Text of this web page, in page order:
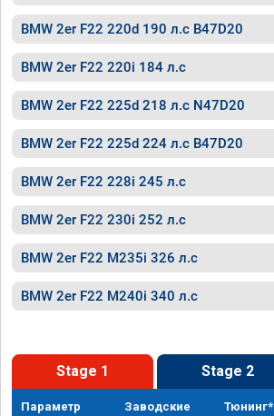
BMW 2er F22 220d 190 л.с B47D20
BMW 2er F22 220i 184 л.с
BMW 2er F22 225d 218 л.с N47D20
BMW 2er F22 225d 224 л.с B47D20
BMW 2er F22 228i 245 л.с
BMW 2er F22 230i 252 л.с
BMW 2er F22 M235i 326 л.с
BMW 2er F22 M240i 340 л.с
Stage 1 Stage 2
Параметр Заводские Тюнинг*